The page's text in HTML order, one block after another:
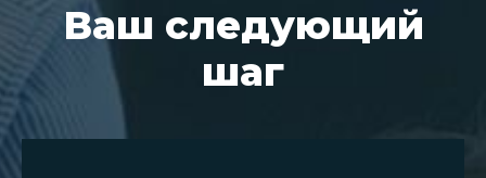
Ваш следующий
шаг